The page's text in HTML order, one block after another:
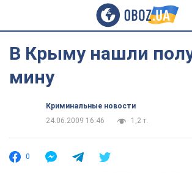
В Крыму нашли
мину
Криминальные новости
24.06.2009 16:46
1,2 т.
0